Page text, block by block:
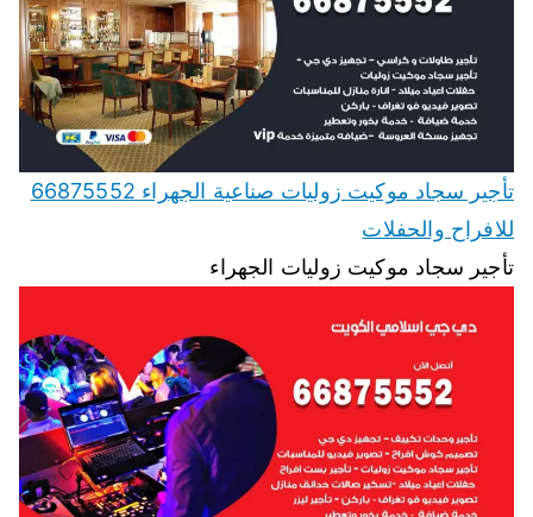
تأجير سجاد موكيت زوليات صناعية الجهراء 66875552
للافراح والحفلات
تأجير سجاد موكيت زوليات الجهراء